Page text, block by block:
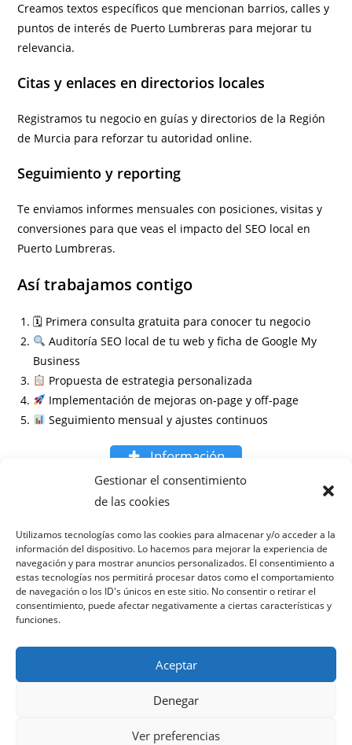
Gestionar el consentimiento
de las cookies
Utilizamos tecnologías como las cookies para almacenar y/o acceder a la
información del dispositivo. Lo hacemos para mejorar la experiencia de
navegación y para mostrar anuncios personalizados. El consentimiento a
estas tecnologías nos permitirá procesar datos como el comportamiento
de navegación o los ID's únicos en este sitio. No consentir o retirar el
consentimiento, puede afectar negativamente a ciertas características y
funciones.
Aceptar
Denegar
Ver preferencias
Creamos textos específicos que mencionan barrios, calles y
puntos de interés de Puerto Lumbreras para mejorar tu
relevancia.
Citas y enlaces en directorios locales
Registramos tu negocio en guías y directorios de la Región
de Murcia para reforzar tu autoridad online.
Seguimiento y reporting
Te enviamos informes mensuales con posiciones, visitas y
conversiones para que veas el impacto del SEO local en
Puerto Lumbreras.
Así trabajamos contigo
🗓 Primera consulta gratuita para conocer tu negocio
Auditoría SEO local de tu web y ficha de Google My
Business
Propuesta de estrategia personalizada
Implementación de mejoras on-page y off-page
Seguimiento mensual y ajustes continuos
Información
Preguntas frecuentes
¿Cuánto tarda en verse el efecto del SEO local?
¿Necesito una web nueva para mejorar mi
posicionamiento?
¿Cómo medís el retorno de la inversión?
¿Puedo combinar el SEO local con publicidad online?
Política de cookies Aviso legal